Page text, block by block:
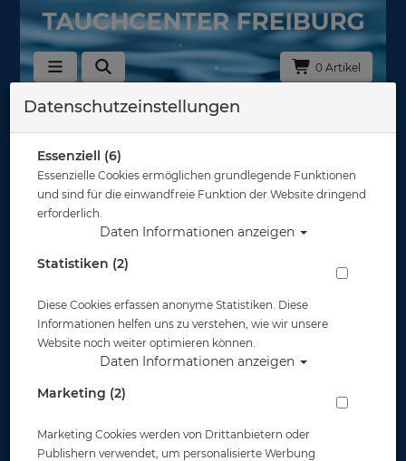
0 Artikel
Zurück
Divevolk - SeaTouch 4 MAX Plus -
Adapter/Zubehör
Artikelnr.: bundle-DAFST4MAXPLUS
Datenschutzeinstellungen
Essenziell (6)
Essenzielle Cookies ermöglichen grundlegende Funktionen
und sind für die einwandfreie Funktion der Website dringend
erforderlich.
Daten Informationen anzeigen
Statistiken (2)
Diese Cookies erfassen anonyme Statistiken. Diese
Informationen helfen uns zu verstehen, wie wir unsere
Website noch weiter optimieren können.
Daten Informationen anzeigen
Marketing (2)
Marketing Cookies werden von Drittanbietern oder
Publishern verwendet, um personalisierte Werbung